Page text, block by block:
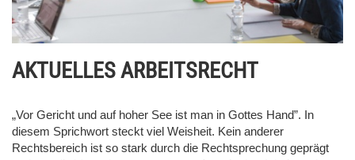
AKTUELLES ARBEITSRECHT
„Vor Gericht und auf hoher See ist man in Gottes Hand”. In
diesem Sprichwort steckt viel Weisheit. Kein anderer
Rechtsbereich ist so stark durch die Rechtsprechung geprägt